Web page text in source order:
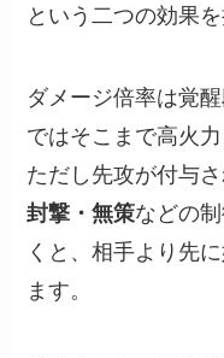
という二つの効果を
ダメージ倍率は覚
ではそこまで高火
ただし先攻が付与
封撃・無策などの
くと、相手より先
ます。